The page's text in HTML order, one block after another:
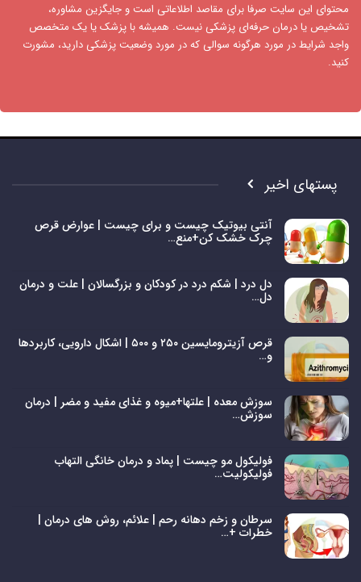
محتوای این سایت صرفا برای مقاصد اطلاعاتی است و جایگزین مشاوره،
تشخیص یا درمان حرفه‌ای پزشکی نیست. همیشه با پزشک یا یک متخصص
واجد شرایط در مورد هرگونه سوالی که در مورد وضعیت پزشکی دارید، مشورت
کنید.​
پستهای اخیر
آنتی بیوتیک چیست و برای چیست | عوارض قرص
چرک خشک کن+منع…
دل درد | شکم درد در کودکان و بزرگسالان | علت و درمان
دل…
قرص آزیترومایسین ۲۵۰ و ۵۰۰ | اشکال دارویی، کاربردها
و…
سوزش معده | علتها+میوه و غذای مفید و مضر | درمان
سوزش…
فولیکول مو چیست | پماد و درمان خانگی التهاب
فولیکولیت…
سرطان و زخم دهانه رحم | علائم، روش های درمان |
خطرات +…